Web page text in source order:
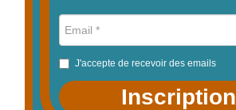
J'accepte de recevoir des emails
Inscription